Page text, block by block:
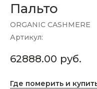
Пальто
ORGANIC CASHMERE
Артикул:
62888.00 руб.
Где померить и